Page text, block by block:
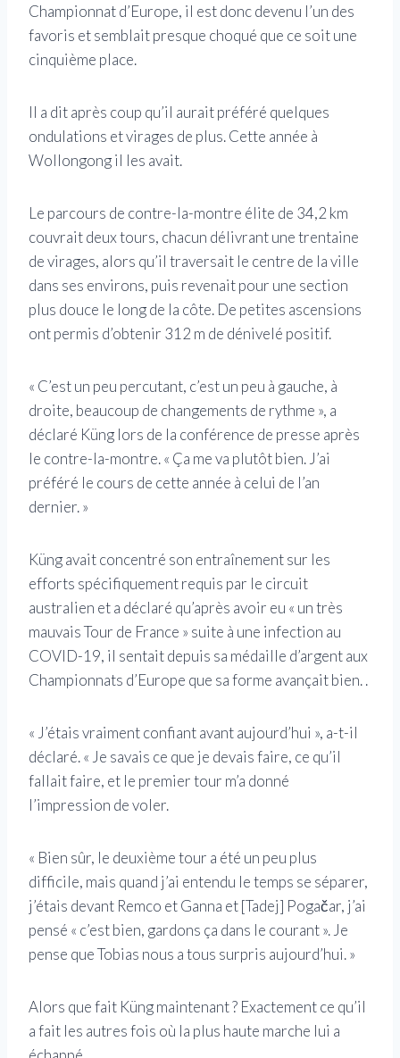
Championnat d’Europe, il est donc devenu l’un des
favoris et semblait presque choqué que ce soit une
cinquième place.
Il a dit après coup qu’il aurait préféré quelques
ondulations et virages de plus. Cette année à
Wollongong il les avait.
Le parcours de contre-la-montre élite de 34,2 km
couvrait deux tours, chacun délivrant une trentaine
de virages, alors qu’il traversait le centre de la ville
dans ses environs, puis revenait pour une section
plus douce le long de la côte. De petites ascensions
ont permis d’obtenir 312 m de dénivelé positif.
« C’est un peu percutant, c’est un peu à gauche, à
droite, beaucoup de changements de rythme », a
déclaré Küng lors de la conférence de presse après
le contre-la-montre. « Ça me va plutôt bien. J’ai
préféré le cours de cette année à celui de l’an
dernier. »
Küng avait concentré son entraînement sur les
efforts spécifiquement requis par le circuit
australien et a déclaré qu’après avoir eu « un très
mauvais Tour de France » suite à une infection au
COVID-19, il sentait depuis sa médaille d’argent aux
Championnats d’Europe que sa forme avançait bien. .
« J’étais vraiment confiant avant aujourd’hui », a-t-il
déclaré. « Je savais ce que je devais faire, ce qu’il
fallait faire, et le premier tour m’a donné
l’impression de voler.
« Bien sûr, le deuxième tour a été un peu plus
difficile, mais quand j’ai entendu le temps se séparer,
j’étais devant Remco et Ganna et [Tadej] Pogačar, j’ai
pensé « c’est bien, gardons ça dans le courant ». Je
pense que Tobias nous a tous surpris aujourd’hui. »
Alors que fait Küng maintenant ? Exactement ce qu’il
a fait les autres fois où la plus haute marche lui a